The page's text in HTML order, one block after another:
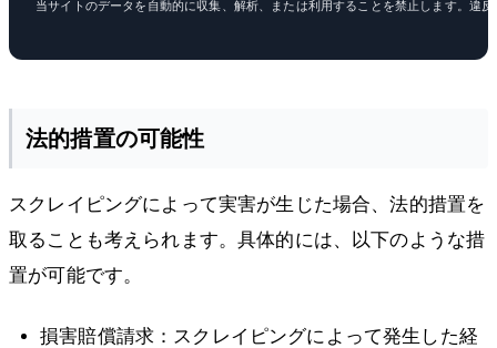
当サイトのデータを自動的に収集、解析、または利用することを禁止します。違
法的措置の可能性
スクレイピングによって実害が生じた場合、法的措置を
取ることも考えられます。具体的には、以下のような措
置が可能です。
損害賠償請求：スクレイピングによって発生した経